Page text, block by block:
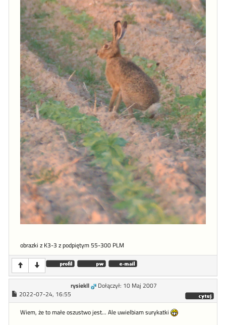
obrazki z K3-3 z podpiętym 55-300 PLM
rysiekll
Dołączył: 10 Maj 2007
2022-07-24, 16:55
Wiem, że to małe oszustwo jest... Ale uwielbiam surykatki